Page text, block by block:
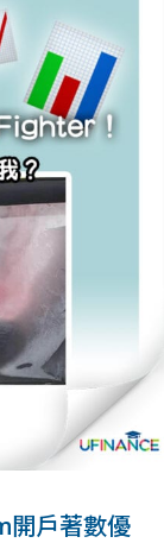
開戶著數優